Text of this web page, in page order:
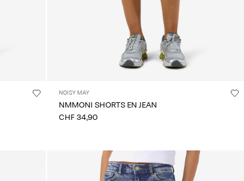
NOISY MAY
NMMONI SHORTS EN JEAN
CHF 34,90